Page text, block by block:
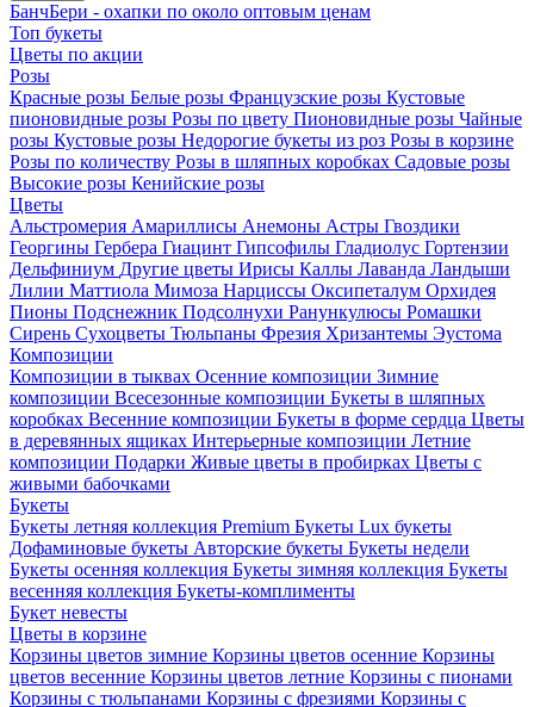
БанчБери - охапки по около оптовым ценам
Топ букеты
Цветы по акции
Розы
Красные розы Белые розы Французские розы Кустовые
пионовидные розы Розы по цвету Пионовидные розы Чайные
розы Кустовые розы Недорогие букеты из роз Розы в корзине
Розы по количеству Розы в шляпных коробках Садовые розы
Высокие розы Кенийские розы
Цветы
Альстромерия Амариллисы Анемоны Астры Гвоздики
Георгины Гербера Гиацинт Гипсофилы Гладиолус Гортензии
Дельфиниум Другие цветы Ирисы Каллы Лаванда Ландыши
Лилии Маттиола Мимоза Нарциссы Оксипеталум Орхидея
Пионы Подснежник Подсолнухи Ранункулюсы Ромашки
Сирень Сухоцветы Тюльпаны Фрезия Хризантемы Эустома
Композиции
Композиции в тыквах Осенние композиции Зимние
композиции Всесезонные композиции Букеты в шляпных
коробках Весенние композиции Букеты в форме сердца Цветы
в деревянных ящиках Интерьерные композиции Летние
композиции Подарки Живые цветы в пробирках Цветы с
живыми бабочками
Букеты
Букеты летняя коллекция Premium Букеты Lux букеты
Дофаминовые букеты Авторские букеты Букеты недели
Букеты осенняя коллекция Букеты зимняя коллекция Букеты
весенняя коллекция Букеты-комплименты
Букет невесты
Цветы в корзине
Корзины цветов зимние Корзины цветов осенние Корзины
цветов весенние Корзины цветов летние Корзины с пионами
Корзины с тюльпанами Корзины с фрезиями Корзины с